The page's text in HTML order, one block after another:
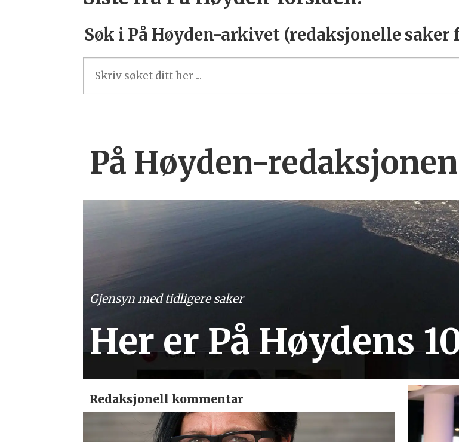
Søk i På Høyden-arkivet (redaksjonelle saker
På Høyden-
Gjensyn med tidligere saker
Her er På Høydens
Redaksjonell kommentar